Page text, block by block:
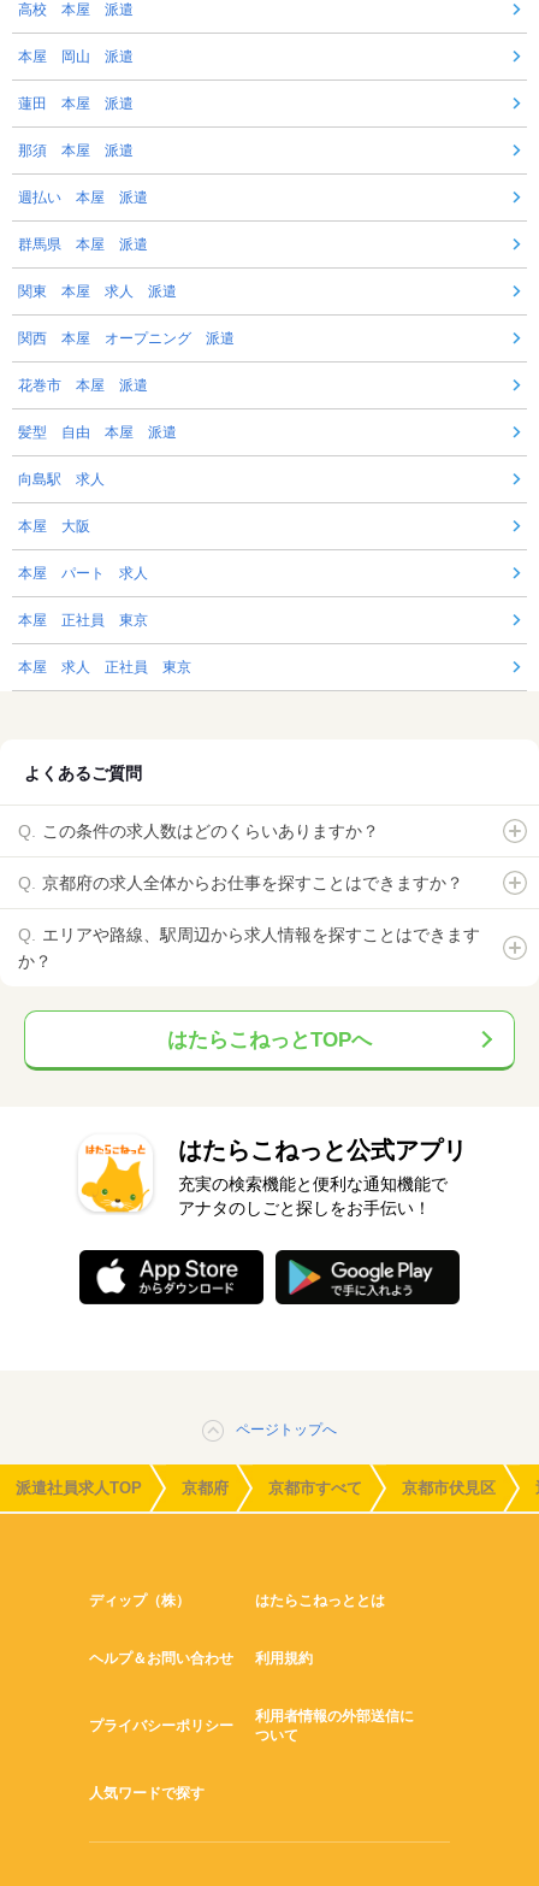
高校 本屋 派遣
本屋 岡山 派遣
蓮田 本屋 派遣
那須 本屋 派遣
週払い 本屋 派遣
群馬県 本屋 派遣
関東 本屋 求人 派遣
関西 本屋 オープニング 派遣
花巻市 本屋 派遣
髪型 自由 本屋 派遣
向島駅 求人
本屋 大阪
本屋 パート 求人
本屋 正社員 東京
本屋 求人 正社員 東京
よくあるご質問
この条件の求人数はどのくらいありますか？
京都府の求人全体からお仕事を探すことはできますか？
エリアや路線、駅周辺から求人情報を探すことはできます
か？
はたらこねっとTOPへ
はたらこねっと公式アプリ
充実の検索機能と便利な通知機能で
アナタのしごと探しをお手伝い！
ページトップへ
派遣社員求人TOP 京都府 京都市すべて 京都市伏見区
ディップ（株） はたらこねっととは
ヘルプ＆お問い合わせ 利用規約
プライバシーポリシー
利用者情報の外部送信に
ついて
人気ワードで探す